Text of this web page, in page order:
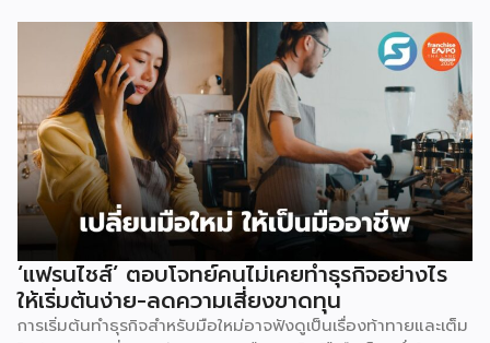
เช่น ร้านที่เป็นแบรนด์ขนาดใหญ่ จะมีเรตสูงสุด 19.26% ในหมวด
แฟชั่น และ FMCG, ร้าน Non-Mall ทั่วไป สูงสุด 17.12% เป็นต้น
โดยตัวเลขเหล่านี้รวม VAT 7% แล้ว และยังไม่นับค่าธรรมเนียม
อื่นที่เก็บซ้อนอยู่ เช่น ค่าธรรมเนียมการชำระเงิน (เริ่มต้น 3.21%)
และค่าธรรมเนียมโครงสร้างพื้นฐาน 1.07 บาทต่อออร์เดอร์
(สำหรับร้านที่มียอดขายเกิน 100 ออร์เดอร์ต่อเดือน) ลอง
คำนวณดู หากเป็นร้าน Non-Mall ขายเสื้อยืดตัวละ 100 บาท ค่า
ส่ง 25 บาท เมื่อหักค่าธรรมเนียมการขาย […]
‘แฟรนไชส์’ ตอบโจทย์คนไม่เคยทำธุรกิจอย่างไร
ให้เริ่มต้นง่าย-ลดความเสี่ยงขาดทุน
การเริ่มต้นทำธุรกิจสำหรับมือใหม่อาจฟังดูเป็นเรื่องท้าทายและเต็ม